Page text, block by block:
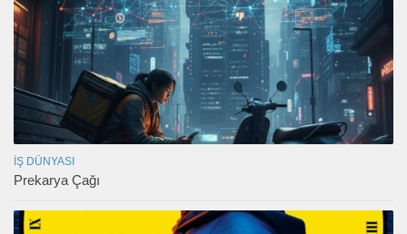
İŞ DÜNYASI
Prekarya Çağı